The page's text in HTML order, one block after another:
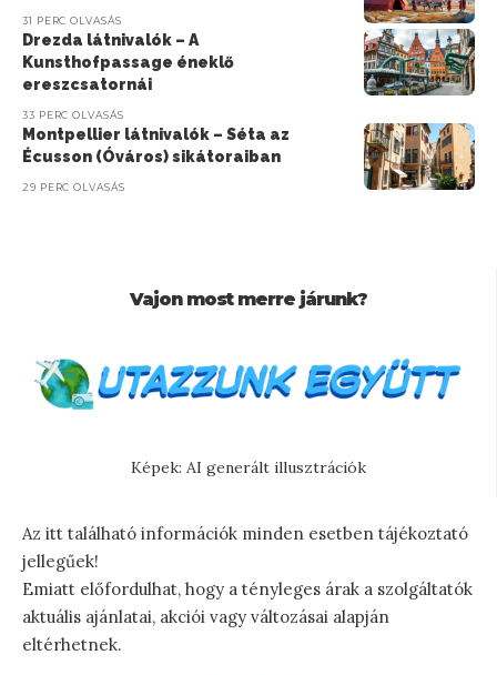
31 PERC OLVASÁS
Drezda látnivalók – A
Kunsthofpassage éneklő
ereszcsatornái
33 PERC OLVASÁS
Montpellier látnivalók – Séta az
Écusson (Óváros) sikátoraiban
29 PERC OLVASÁS
Vajon most merre járunk?
Képek: AI generált illusztrációk
Az itt található információk minden esetben tájékoztató
jellegűek!
Emiatt előfordulhat, hogy a tényleges árak a szolgáltatók
aktuális ajánlatai, akciói vagy változásai alapján
eltérhetnek.